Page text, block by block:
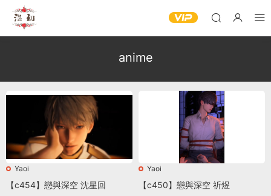
anime
Yaoi
【c454】戀與深空 沈星回
Yaoi
【c450】戀與深空 祈煜